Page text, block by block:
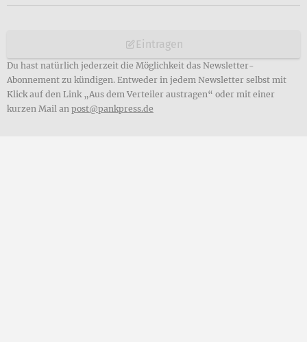
Eintragen
Du hast natürlich jederzeit die Möglichkeit das Newsletter-
Abonnement zu kündigen. Entweder in jedem Newsletter selbst mit
Klick auf den Link „Aus dem Verteiler austragen“ oder mit einer
kurzen Mail an post@pankpress.de